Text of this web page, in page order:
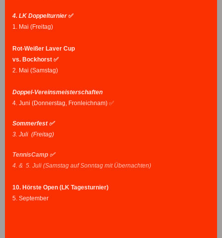
4. LK Doppelturnier✅
1. Mai (Freitag)
Rot-Weißer Laver Cup
vs. Bockhorst ✅
2. Mai (Samstag)
Doppel-Vereinsmeisterschaften
4. Juni (Donnerstag, Fronleichnam) ✅
Sommerfest ✅
3. Juli (Freitag)
TennisCamp ✅
4. & 5. Juli (Samstag auf Sonntag mit Übernachten)
10. Hörste Open (LK Tagesturnier)
5. September